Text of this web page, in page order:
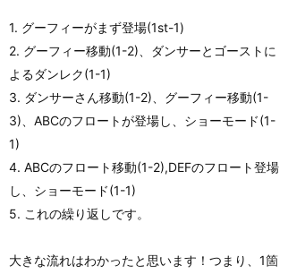
1. グーフィーがまず登場(1st-1)
2. グーフィー移動(1-2)、ダンサーとゴーストに
よるダンレク(1-1)
3. ダンサーさん移動(1-2)、グーフィー移動(1-
3)、ABCのフロートが登場し、ショーモード(1-
1)
4. ABCのフロート移動(1-2),DEFのフロート登場
し、ショーモード(1-1)
5. これの繰り返しです。
大きな流れはわかったと思います！つまり、1箇